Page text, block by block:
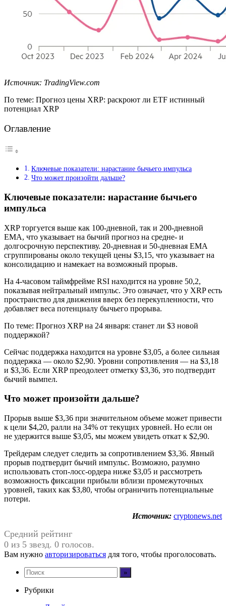
Источник: TradingView.com
По теме: Прогноз цены XRP: раскроют ли ETF истинный
потенциал XRP
Оглавление
Ключевые показатели: нарастание бычьего импульса
Что может произойти дальше?
Ключевые показатели: нарастание бычьего
импульса
XRP торгуется выше как 100-дневной, так и 200-дневной
EMA, что указывает на бычий прогноз на средне- и
долгосрочную перспективу. 20-дневная и 50-дневная EMA
сгруппированы около текущей цены $3,15, что указывает на
консолидацию и намекает на возможный прорыв.
На 4-часовом таймфрейме RSI находится на уровне 50,2,
показывая нейтральный импульс. Это означает, что у XRP есть
пространство для движения вверх без перекупленности, что
добавляет веса потенциалу бычьего прорыва.
По теме: Прогноз XRP на 24 января: станет ли $3 новой
поддержкой?
Сейчас поддержка находится на уровне $3,05, а более сильная
поддержка — около $2,90. Уровни сопротивления — на $3,18
и $3,36. Если XRP преодолеет отметку $3,36, это подтвердит
бычий вымпел.
Что может произойти дальше?
Прорыв выше $3,36 при значительном объеме может привести
к цели $4,20, ралли на 34% от текущих уровней. Но если он
не удержится выше $3,05, мы можем увидеть откат к $2,90.
Трейдерам следует следить за сопротивлением $3,36. Явный
прорыв подтвердит бычий импульс. Возможно, разумно
использовать стоп-лосс-ордера ниже $3,05 и рассмотреть
возможность фиксации прибыли вблизи промежуточных
уровней, таких как $3,80, чтобы ограничить потенциальные
потери.
Источник: cryptonews.net
Средний рейтинг
0 из 5 звезд. 0 голосов.
Вам нужно авторизироваться для того, чтобы проголосовать.
Рубрики